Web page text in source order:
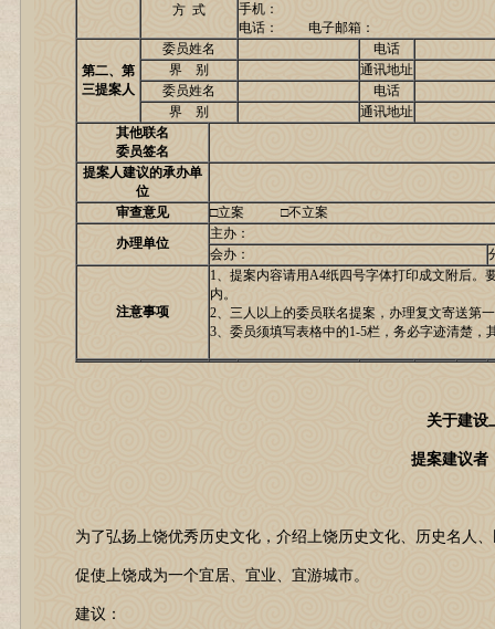
方 式
手机：
电话： 电子邮箱：
第二、第
三提案人
委员姓名
电话
界 别
通讯地址
委员姓名
电话
界 别
通讯地址
其他联名
委员签名
提案人建议的承办单
位
审查意见
□立案 □不立案
办理单位
主办：
会办：
注意事项
1、提案内容请用A4纸四号字体打印成文附后。
内。
2、三人以上的委员联名提案，办理复文寄送第
3、委员须填写表格中的1-5栏，务必字迹清楚，
关于建设
提案建议者
为了弘扬上饶优秀历史文化，介绍上饶历史文化、历史名人
促使上饶成为一个宜居、宜业、宜游城市。
建议：